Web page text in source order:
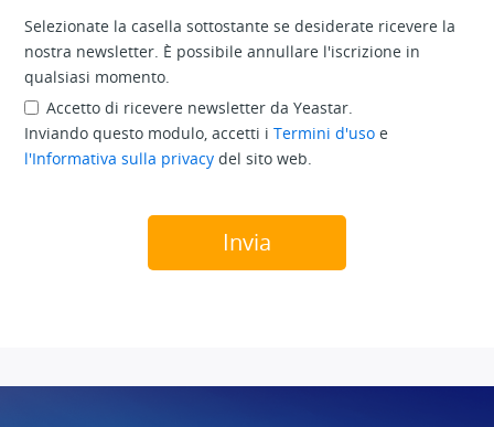
Selezionate la casella sottostante se desiderate ricevere la
nostra newsletter. È possibile annullare l'iscrizione in
qualsiasi momento.
Accetto di ricevere newsletter da Yeastar.
Inviando questo modulo, accetti iTermini d'uso e
l'Informativa sulla privacy del sito web.